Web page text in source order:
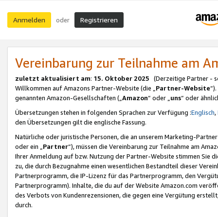
Anmelden oder Registrieren
Vereinbarung zur Teilnahme am
zuletzt aktualisiert am: 15. Oktober 2025 (Derzeitige Partner -
Willkommen auf Amazons Partner-Website (die „Partner-Website
genannten Amazon-Gesellschaften („Amazon“ oder „uns“ oder
Übersetzungen stehen in folgenden Sprachen zur Verfügung :Englisch,
den Übersetzungen gilt die englische Fassung.
Natürliche oder juristische Personen, die an unserem Marketing-
oder ein „Partner“), müssen die Vereinbarung zur Teilnahme am
Ihrer Anmeldung auf bzw. Nutzung der Partner-Website stimmen Sie
zu, die durch Bezugnahme einen wesentlichen Bestandteil dieser
Partnerprogramm, die IP-Lizenz für das Partnerprogramm, den
Partnerprogramm). Inhalte, die du auf der Website Amazon.com
des Verbots von Kundenrezensionen, die gegen eine Vergütung
durch.